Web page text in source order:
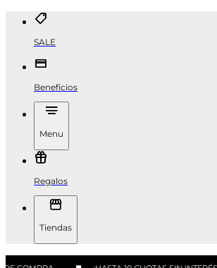
SALE
Beneficios
Menu
Regalos
Tiendas